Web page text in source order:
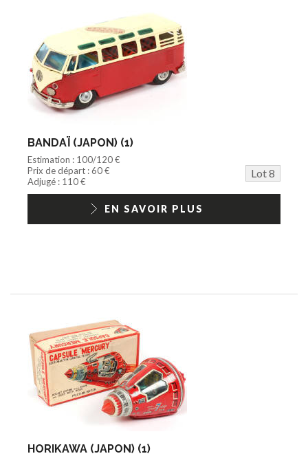
BANDAÏ (JAPON) (1)
Estimation : 100/120 €
Prix de départ : 60 €
Lot 8
Adjugé : 110 €
EN SAVOIR PLUS
HORIKAWA (JAPON) (1)